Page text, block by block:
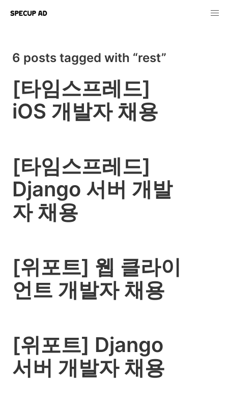
6 posts tagged with “rest”
[타임스프레드]
iOS 개발자 채용
[타임스프레드]
Django 서버 개발
자 채용
[위포트] 웹 클라이
언트 개발자 채용
[위포트] Django
서버 개발자 채용